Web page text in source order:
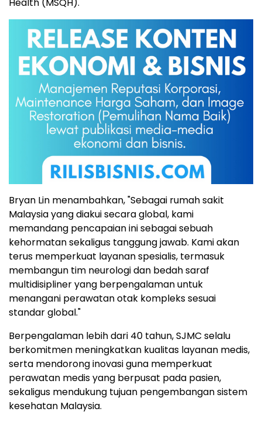
Health (MSQH).
Bryan Lin menambahkan, "Sebagai rumah sakit
Malaysia yang diakui secara global, kami
memandang pencapaian ini sebagai sebuah
kehormatan sekaligus tanggung jawab. Kami akan
terus memperkuat layanan spesialis, termasuk
membangun tim neurologi dan bedah saraf
multidisipliner yang berpengalaman untuk
menangani perawatan otak kompleks sesuai
standar global."
Berpengalaman lebih dari 40 tahun, SJMC selalu
berkomitmen meningkatkan kualitas layanan medis,
serta mendorong inovasi guna memperkuat
perawatan medis yang berpusat pada pasien,
sekaligus mendukung tujuan pengembangan sistem
kesehatan Malaysia.